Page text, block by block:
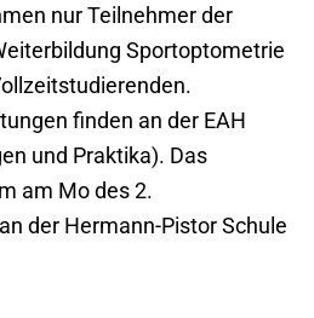
nur Teilnehmer der
Sportoptometrie
finden an der EAH
und Praktika). Das
am Mo des 2.
der Hermann-Pistor Schule